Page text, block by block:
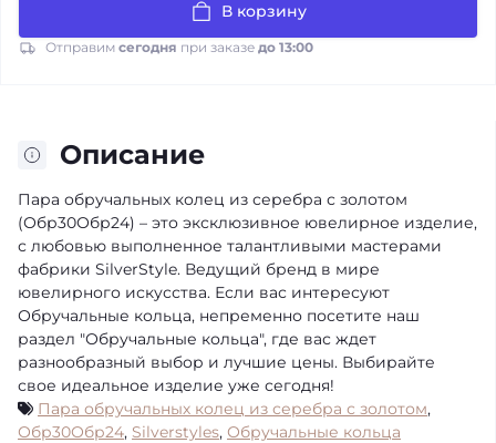
В корзину
Отправим сегодня при заказе до 13:00
Описание
Пара обручальных колец из серебра с золотом
(Обр30Обр24) – это эксклюзивное ювелирное изделие,
с любовью выполненное талантливыми мастерами
фабрики SilverStyle. Ведущий бренд в мире
ювелирного искусства. Если вас интересуют
Обручальные кольца, непременно посетите наш
раздел "Обручальные кольца", где вас ждет
разнообразный выбор и лучшие цены. Выбирайте
свое идеальное изделие уже сегодня!
Пара обручальных колец из серебра с золотом,
Обр30Обр24, Silverstyles, Обручальные кольца